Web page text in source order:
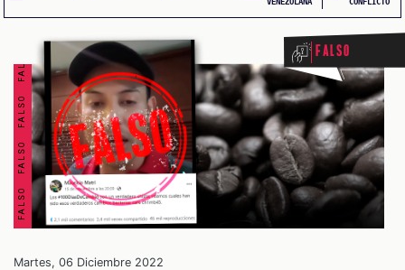
Falso
Martes, 06 Diciembre 2022